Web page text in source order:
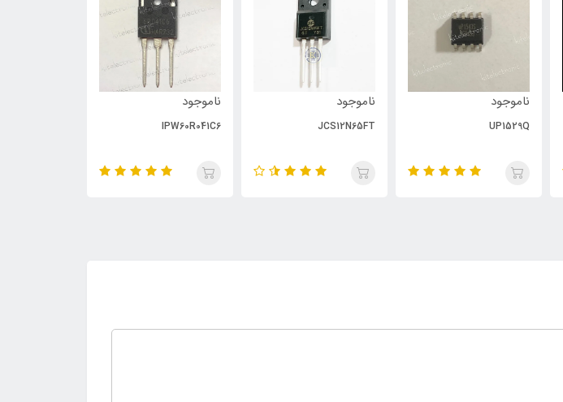
ناموجود
UP1529Q
ناموجود
JCS12N65FT
ناموجود
IPW60R041C6